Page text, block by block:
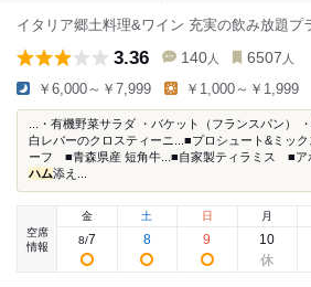
イタリア郷土料理&ワイン 充実の飲み放題プ
3.36 140 人 6507 人
￥6,000～￥7,999 ￥1,000～￥1,999
...・有機野菜サラダ ・バケット（フランスパン） ・
白レバーのクロスティーニ...■プロシュート&ミック
ーフ ■青森県産 短角牛...■自家製ティラミス ■ア
ハム添え...
空席
情報
金
8/7
土
8
日
9
月
10